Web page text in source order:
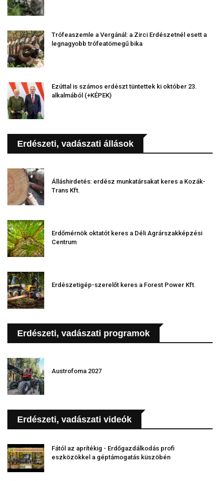
Trófeaszemle a Vergánál: a Zirci Erdészetnél esett a
legnagyobb trófeatömegű bika
Ezúttal is számos erdészt tüntettek ki október 23.
alkalmából (+KÉPEK)
Erdészeti, vadászati állások
Álláshirdetés: erdész munkatársakat keres a Kozák-
Trans Kft.
Erdőmérnök oktatót keres a Déli Agrárszakképzési
Centrum
Erdészetigép-szerelőt keres a Forest Power Kft.
Erdészeti, vadászati programok
Austrofoma 2027
Erdészeti, vadászati videók
Fától az aprítékig - Erdőgazdálkodás profi
eszközökkel a géptámogatás küszöbén